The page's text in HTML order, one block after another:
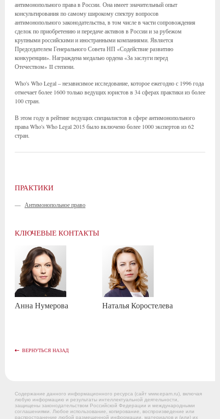
антимонопольного права в России. Она имеет значительный опыт
консультирования по самому широкому спектру вопросов
антимонопольного законодательства, в том числе в части сопровождения
сделок по приобретению и передаче активов в России и за рубежом
крупными российскими и иностранными компаниями. Является
Председателем Генерального Совета НП «Содействие развитию
конкуренции». Награждена медалью ордена «За заслуги перед
Отечеством» II степени.
Who's Who Legal – независимое исследование, которое ежегодно с 1996 года
отмечает более 1600 только ведущих юристов в 34 сферах практики из более
100 стран.
В этом году в рейтинг ведущих специалистов в сфере антимонопольного
права Who's Who Legal 2015 было включено более 1000 экспертов из 62
стран.
ПРАКТИКИ
— Антимонопольное право
КЛЮЧЕВЫЕ КОНТАКТЫ
Анна Нумерова НатальяКоростелева
ВЕРНУТЬСЯ НАЗАД
Содержание данного информационного ресурса (сайт www.epam.ru), включая
любую информацию и результаты интеллектуальной деятельности,
защищены законодательством Российской Федерации и международными
соглашениями. Любое использование, копирование, воспроизведение или
распространение любой размещенной информации, материалов и (или) их